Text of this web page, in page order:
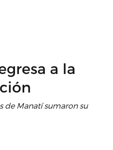
a la
de Manatí sumaron su